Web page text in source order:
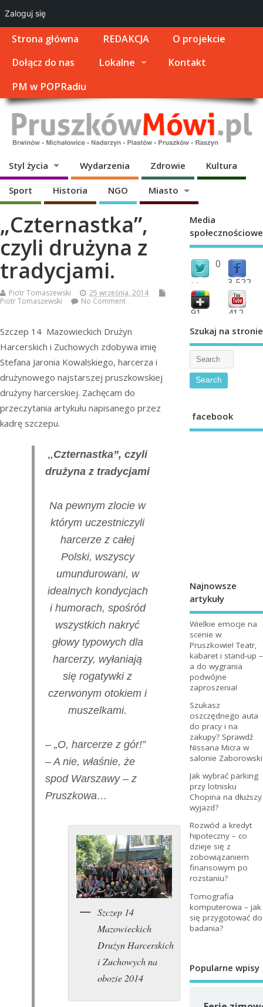
Strona główna REDAKCJA
O projekcie
Dołącz do nas
Lokalne
Kontakt
PM w POPRadiu
Styl życia Wydarzenia Zdrowie Kultura
Sport Historia NGO Miasto
„Czternastka”,
czyli drużyna z
tradycjami.
Piotr Tomaszewski
25 września, 2014
Piotr Tomaszewski
No Comment
Szczep 14 Mazowieckich Drużyn
Harcerskich i Zuchowych zdobywa imię
Stefana Jaronia Kowalskiego, harcerza i
drużynowego najstarszej pruszkowskiej
drużyny harcerskiej. Zachęcam do
przeczytania artykułu napisanego przez
kadrę szczepu.
„Czternastka”, czyli
drużyna z tradycjami
Na pewnym zlocie w
którym uczestniczyli
harcerze z całej
Polski, wszyscy
umundurowani, w
idealnych kondycjach
i humorach, spośród
wszystkich nakryć
głowy typowych dla
harcerzy, wyłaniają
się rogatywki z
czerwonym otokiem i
muszelkami.
– „O, harcerze z gór!”
– A nie, właśnie, że
spod Warszawy – z
Pruszkowa…
Szczep 14
Mazowieckich
Drużyn Harcerskich
i Zuchowych na
obozie 2014
Media
społecznościowe
0
followers 3,522
fans
91 412
Szukaj na stronie
facebook
Najnowsze
artykuły
Wielkie emocje na
scenie w
Pruszkowie! Teatr,
kabaret i stand-up –
a do wygrania
podwójne
zaproszenia!
Szukasz
oszczędnego auta
do pracy i na
zakupy? Sprawdź
Nissana Micra w
salonie Zaborowski
Jak wybrać parking
przy lotnisku
Chopina na dłuższy
wyjazd?
Rozwód a kredyt
hipoteczny – co
dzieje się z
zobowiązaniem
finansowym po
rozstaniu?
Tomografia
komputerowa – jak
się przygotować do
badania?
Popularne wpisy
Zaloguj się